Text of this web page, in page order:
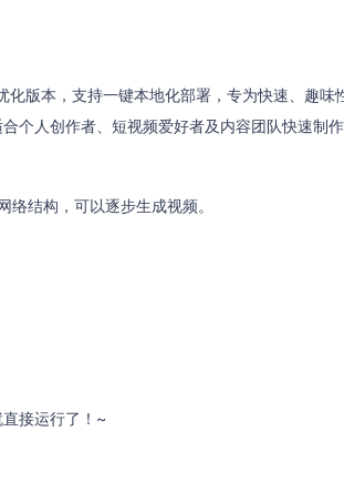
版本，支持一键本地化部署，专为快速、趣味
个人创作者、短视频爱好者及内容团队快速制
结构，可以逐步生成视频。
接运行了！~